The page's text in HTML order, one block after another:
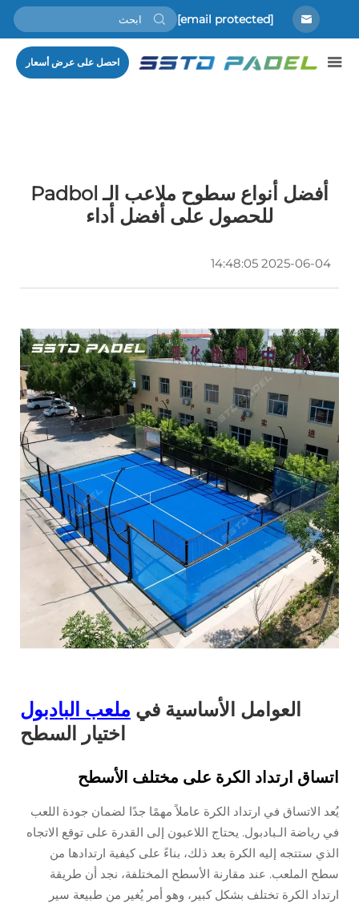
[email protected]
احصل على عرض أسعار
أفضل أنواع سطوح ملاعب الـ Padbol
للحصول على أفضل أداء
2025-06-04 14:48:05
العوامل الأساسية في ملعب البادبول
اختيار السطح
اتساق ارتداد الكرة على مختلف الأسطح
يُعد الاتساق في ارتداد الكرة عاملاً مهمًا جدًا لضمان جودة اللعب
في رياضة الـبادبول. يحتاج اللاعبون إلى القدرة على توقع الاتجاه
الذي ستتجه إليه الكرة بعد ذلك، بناءً على كيفية ارتدادها من
سطح الملعب. عند مقارنة الأسطح المختلفة، نجد أن طريقة
ارتداد الكرة تختلف بشكل كبير، وهو أمر يُغير من طبيعة سير